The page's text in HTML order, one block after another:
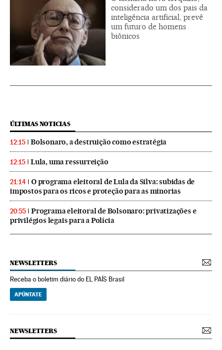
considerado um dos pais da
inteligência artificial, prevê
um futuro de homens
biônicos
ÚLTIMAS NOTICIAS
12:15 Bolsonaro, a destruição como estratégia
12:15 Lula, uma ressurreição
21:14
O programa eleitoral de Lula da Silva: subidas de
impostos para os ricos e proteção para as minorias
20:55
Programa eleitoral de Bolsonaro: privatizações e
privilégios legais para a Polícia
NEWSLETTERS
Receba o boletim diário do EL PAÍS Brasil
APÚNTATE
NEWSLETTERS